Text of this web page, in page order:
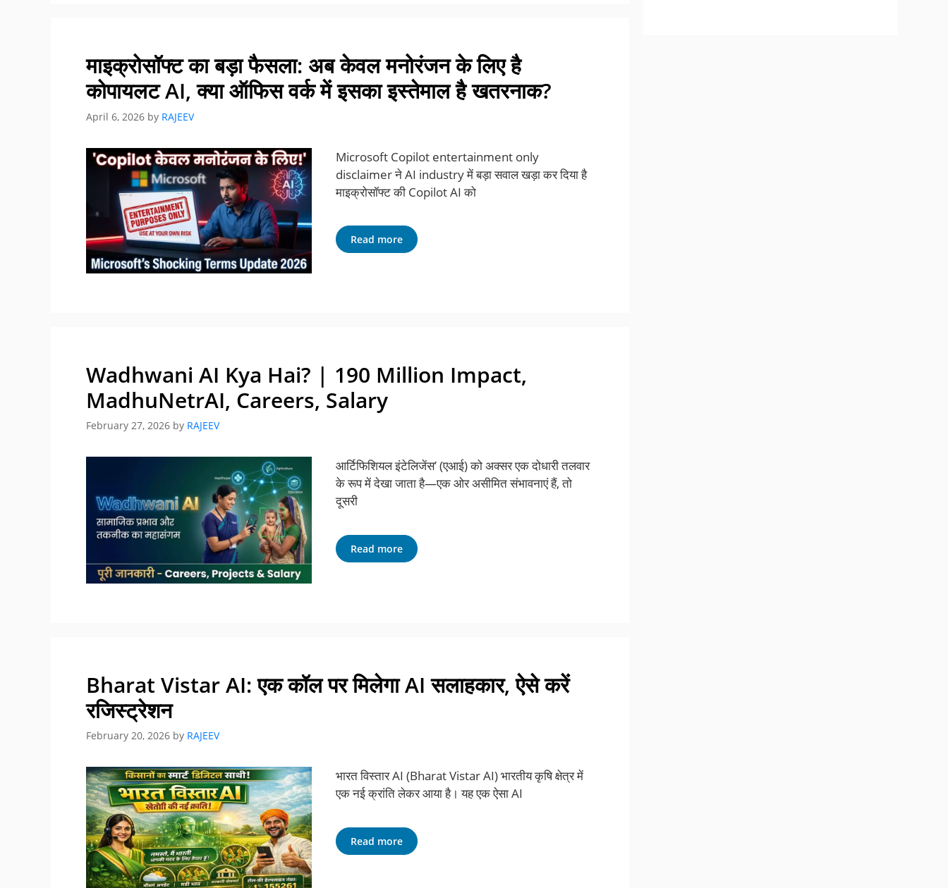
माइक्रोसॉफ्ट का बड़ा फैसला: अब केवल मनोरंजन के लिए है
कोपायलट AI, क्या ऑफिस वर्क में इसका इस्तेमाल है खतरनाक?
April 6, 2026 by RAJEEV
Microsoft Copilot entertainment only
disclaimer ने AI industry में बड़ा सवाल खड़ा कर दिया है
माइक्रोसॉफ्ट की Copilot AI को
Read more
Wadhwani AI Kya Hai? | 190 Million Impact,
MadhuNetrAI, Careers, Salary
February 27, 2026 by RAJEEV
आर्टिफिशियल इंटेलिजेंस’ (एआई) को अक्सर एक दोधारी तलवार
के रूप में देखा जाता है—एक ओर असीमित संभावनाएं हैं, तो
दूसरी
Read more
Bharat Vistar AI: एक कॉल पर मिलेगा AI सलाहकार, ऐसे करें
रजिस्ट्रेशन
February 20, 2026 by RAJEEV
भारत विस्तार AI (Bharat Vistar AI) भारतीय कृषि क्षेत्र में
एक नई क्रांति लेकर आया है। यह एक ऐसा AI
Read more